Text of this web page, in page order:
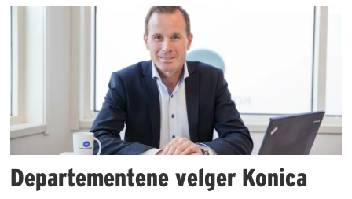
Departementene velger Konica